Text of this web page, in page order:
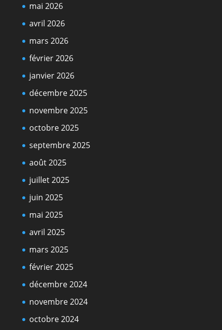
mai 2026
avril 2026
mars 2026
février 2026
janvier 2026
décembre 2025
novembre 2025
octobre 2025
septembre 2025
août 2025
juillet 2025
juin 2025
mai 2025
avril 2025
mars 2025
février 2025
décembre 2024
novembre 2024
octobre 2024